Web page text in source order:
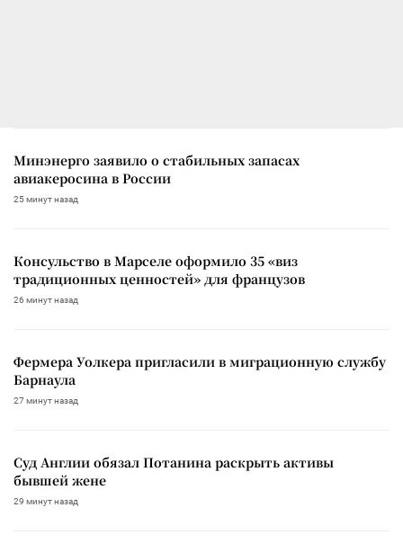
Минэнерго заявило о стабильных запасах
авиакеросина в России
25 минут назад
Консульство в Марселе оформило 35 «виз
традиционных ценностей» для французов
26 минут назад
Фермера Уолкера пригласили в миграционную службу
Барнаула
27 минут назад
Суд Англии обязал Потанина раскрыть активы
бывшей жене
29 минут назад